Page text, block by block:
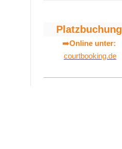
Platzbuchung
➡️Online unter:
courtbooking.de